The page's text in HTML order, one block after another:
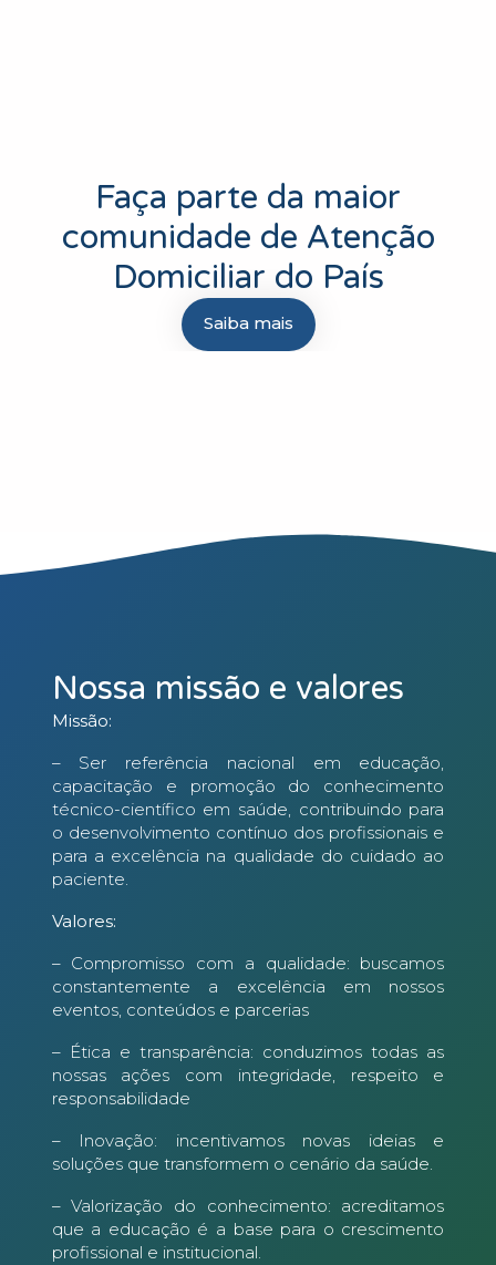
Faça parte da maior
comunidade de Atenção
Domiciliar do País
Saiba mais
Nossa missão e valores
Missão:
– Ser referência nacional em educação,
capacitação e promoção do conhecimento
técnico-científico em saúde, contribuindo para
o desenvolvimento contínuo dos profissionais e
para a excelência na qualidade do cuidado ao
paciente.
Valores:
– Compromisso com a qualidade: buscamos
constantemente a excelência em nossos
eventos, conteúdos e parcerias
– Ética e transparência: conduzimos todas as
nossas ações com integridade, respeito e
responsabilidade
– Inovação: incentivamos novas ideias e
soluções que transformem o cenário da saúde.
– Valorização do conhecimento: acreditamos
que a educação é a base para o crescimento
profissional e institucional.